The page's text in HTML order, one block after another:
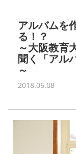
アルバムを
る！？
～大阪教育
聞く「アル
～
2018.06.08